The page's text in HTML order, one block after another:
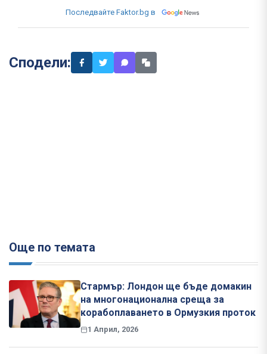
Последвайте Faktor.bg в
Сподели:
Още по темата
Стармър: Лондон ще бъде домакин
на многонационална среща за
корабоплаването в Ормузкия проток
1 Април, 2026